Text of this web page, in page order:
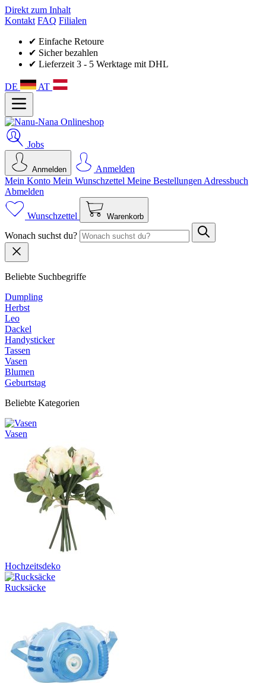
Direkt zum Inhalt
Kontakt FAQ Filialen
✔ Einfache Retoure
✔ Sicher bezahlen
✔ Lieferzeit 3 - 5 Werktage mit DHL
DE AT
Jobs
Anmelden
Anmelden
Mein Konto Mein Wunsch­zettel Meine Bestellungen Adressbuch
Abmelden
Wunschzettel Warenkorb
Wonach suchst du?
Beliebte Suchbegriffe
Dumpling
Herbst
Leo
Dackel
Handysticker
Tassen
Vasen
Blumen
Geburtstag
Beliebte Kategorien
Vasen
Hochzeitsdeko
Rucksäcke